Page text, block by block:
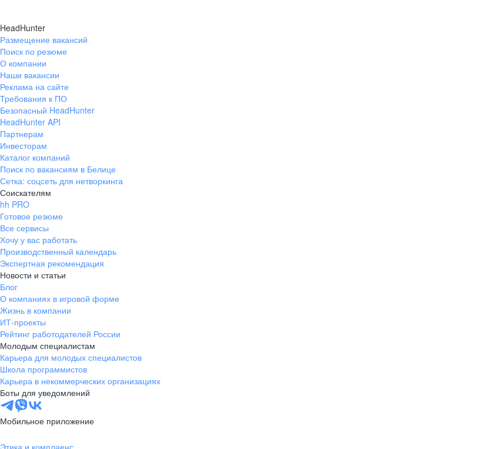
HeadHunter
Размещение вакансий
Поиск по резюме
О компании
Наши вакансии
Реклама на сайте
Требования к ПО
Безопасный HeadHunter
HeadHunter API
Партнерам
Инвесторам
Каталог компаний
Поиск по вакансиям в Белице
Сетка: соцсеть для нетворкинга
Соискателям
hh PRO
Готовое резюме
Все сервисы
Хочу у вас работать
Производственный календарь
Экспертная рекомендация
Новости и статьи
Блог
О компаниях в игровой форме
Жизнь в компании
ИТ-проекты
Рейтинг работодателей России
Молодым специалистам
Карьера для молодых специалистов
Школа программистов
Карьера в некоммерческих организациях
Боты для уведомлений
Мобильное приложение
Этика и комплаенс